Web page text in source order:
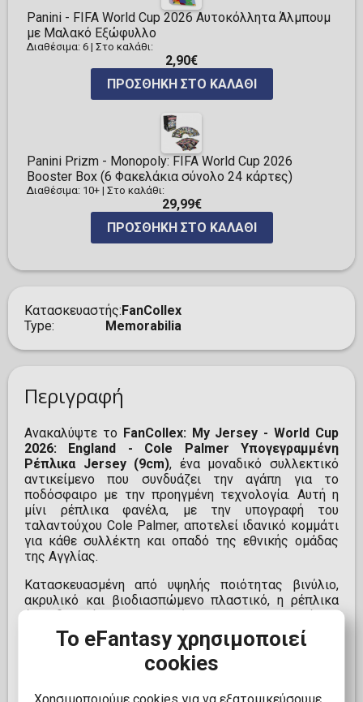
Panini - FIFA World Cup 2026 Αυτοκόλλητα Άλμπουμ
με Μαλακό Εξώφυλλο
Διαθέσιμα: 6 | Στο καλάθι:
2,90€
ΠΡΟΣΘΉΚΗ ΣΤΟ ΚΑΛΆΘΙ
Panini Prizm - Monopoly: FIFA World Cup 2026
Booster Box (6 Φακελάκια σύνολο 24 κάρτες)
Διαθέσιμα: 10+ | Στο καλάθι:
29,99€
ΠΡΟΣΘΉΚΗ ΣΤΟ ΚΑΛΆΘΙ
Κατασκευαστής FanCollex
Type
Memorabilia
Περιγραφή
Ανακαλύψτε το FanCollex: My Jersey - World Cup
2026: England - Cole Palmer Υπογεγραμμένη
Ρέπλικα Jersey (9cm), ένα μοναδικό συλλεκτικό
αντικείμενο που συνδυάζει την αγάπη για το
ποδόσφαιρο με την προηγμένη τεχνολογία. Αυτή η
μίνι ρέπλικα φανέλα, με την υπογραφή του
ταλαντούχου Cole Palmer, αποτελεί ιδανικό κομμάτι
για κάθε συλλέκτη και οπαδό της εθνικής ομάδας
της Αγγλίας.
Κατασκευασμένη από υψηλής ποιότητας βινύλιο,
ακρυλικό και βιοδιασπώμενο πλαστικό, η ρέπλικα
συμπεριλαμβανομένης της θήκης παρουσίασης.
Επιπλέον, ενσωματώνει τεχνολογία επαυξημένης
πραγματικότητας (AR), επιτρέποντάς σας να ζήσετε
FanCollex. Αποκτήστε αυτό το επίσημα
Το eFantasy χρησιμοποιεί
cookies
Χρησιμοποιούμε cookies για να εξατομικεύσουμε